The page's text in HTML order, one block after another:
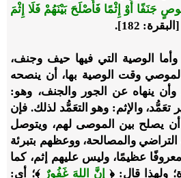
أَوْ إِثْمًا فَأَصْلَحَ بَيْنَهُمْ فَلَا إِثْمَ
182].
الوصية التي فيها حيف وجنف،
وقت الوصية بها، أن ينصحه
وأن ينهاه عن الجور والجنف، وهو:
تعَمُّد، والإثم: وهو التعَمُّد لذلك. فإن
أن يصلح بين الموصى لهم، ويتوصل
والمصالحة، ووعظهم بتبرئة
عظيمًا، وليس عليهم إثم، كما
ولهذا قال: ﴿ إِنَّ اللهَ غَفُورٌ ﴾؛ أي: